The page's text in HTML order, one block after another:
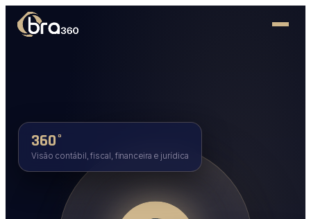
360°
Visão contábil, fiscal, financeira e jurídica